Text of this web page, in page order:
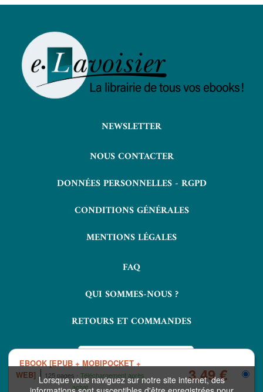
Lorsque vous naviguez sur notre site internet, des
EBOOK [EPUB + MOBIPOCKET +
WEB]
125 pages
Téléchargement après
achat
3,49 €
NEWSLETTER
NOUS CONTACTER
DONNÉES PERSONNELLES - RGPD
CONDITIONS GÉNÉRALES
MENTIONS LÉGALES
FAQ
QUI SOMMES-NOUS ?
RETOURS ET COMMANDES